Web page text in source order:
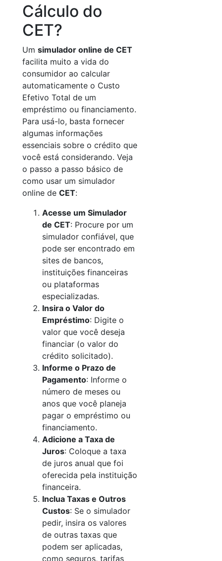
Cálculo do
CET?
Um simulador online de CET
facilita muito a vida do
consumidor ao calcular
automaticamente o Custo
Efetivo Total de um
empréstimo ou financiamento.
Para usá-lo, basta fornecer
algumas informações
essenciais sobre o crédito que
você está considerando. Veja
o passo a passo básico de
como usar um simulador
online de CET:
Acesse um Simulador
de CET: Procure por um
simulador confiável, que
pode ser encontrado em
sites de bancos,
instituições financeiras
ou plataformas
especializadas.
Insira o Valor do
Empréstimo: Digite o
valor que você deseja
financiar (o valor do
crédito solicitado).
Informe o Prazo de
Pagamento: Informe o
número de meses ou
anos que você planeja
pagar o empréstimo ou
financiamento.
Adicione a Taxa de
Juros: Coloque a taxa
de juros anual que foi
oferecida pela instituição
financeira.
Inclua Taxas e Outros
Custos: Se o simulador
pedir, insira os valores
de outras taxas que
podem ser aplicadas,
como seguros, tarifas